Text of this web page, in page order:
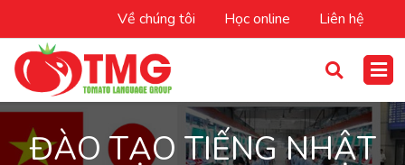
Về chúng tôi Học online Liên hệ
ĐÀO TẠO TIẾNG NHẬT